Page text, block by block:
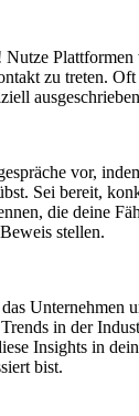
Nutze
zu treten.
vor,
Sei bereit,
die deine
stellen.
Unternehmen
in der
Insights in
bist.